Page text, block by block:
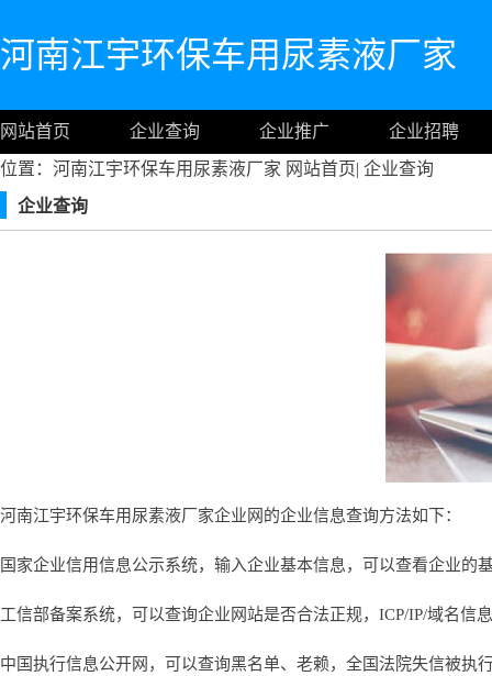
河南江宇环保车用尿素液厂家
网站首页 企业查询 企业推广
企业招聘
位置：河南江宇环保车用尿素液厂家 网站首页| 企业查询
企业查询
河南江宇环保车用尿素液厂家企业网的企业信息查询方法如下：
国家企业信用信息公示系统，输入企业基本信息，可以查看企业的
工信部备案系统，可以查询企业网站是否合法正规，ICP/IP/域名信
中国执行信息公开网，可以查询黑名单、老赖，全国法院失信被执